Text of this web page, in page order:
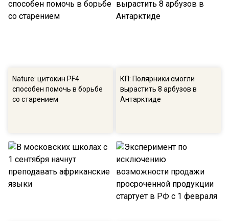
Nature: цитокин PF4
способен помочь в борьбе
со старением
КП: Полярники смогли
вырастить 8 арбузов в
Антарктиде